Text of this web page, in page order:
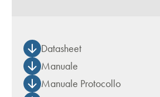
Datasheet
Manuale
Manuale Protocollo